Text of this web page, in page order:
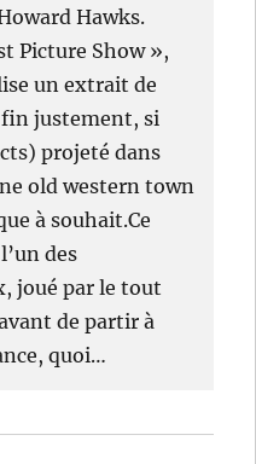
Hawks.
Picture Show »,
un extrait de
fin justement, si
projeté dans
old western town
à souhait.Ce
des
joué par le tout
de partir à
quoi…